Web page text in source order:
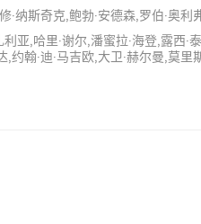
·纳斯奇克,鲍勃·安德森,罗伯·
亚,哈里·谢尔,潘蜜拉·海登,露西
约翰·迪·马吉欧,大卫·赫尔曼,莫